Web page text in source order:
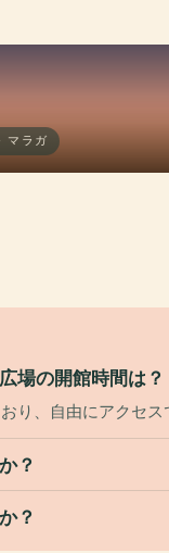
マラガ
場の開館時間は？
り、自由にアクセス
？
？